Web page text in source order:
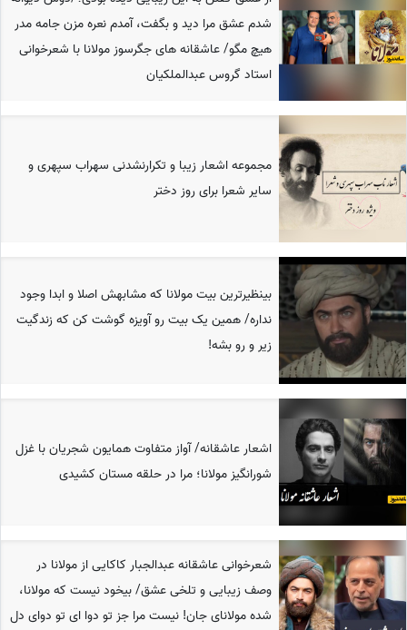
شدم عشق مرا دید و بگفت، آمدم نعره مزن جامه مدر
هیچ مگو/ عاشقانه های جگرسوز مولانا با شعرخوانی
استاد گروس عبدالملکیان
مجموعه اشعار زیبا و تکرارنشدنی سهراب سپهری و
سایر شعرا برای روز دختر
بینظیرترین بیت مولانا که مشابهش اصلا و ابدا وجود
نداره/ همین یک بیت رو آویزه گوشت کن که زندگیت
زیر و رو بشه!
اشعار عاشقانه/ آواز متفاوت همایون شجریان با غزل
شورانگیز مولانا؛ مرا در حلقه مستان کشیدی
شعرخوانی عاشقانه عبدالجبار کاکایی از مولانا در
وصف زیبایی و تلخی عشق/ بیخود نیست که مولانا،
شده مولانای جان! نیست مرا جز تو دوا ای تو دوای دل